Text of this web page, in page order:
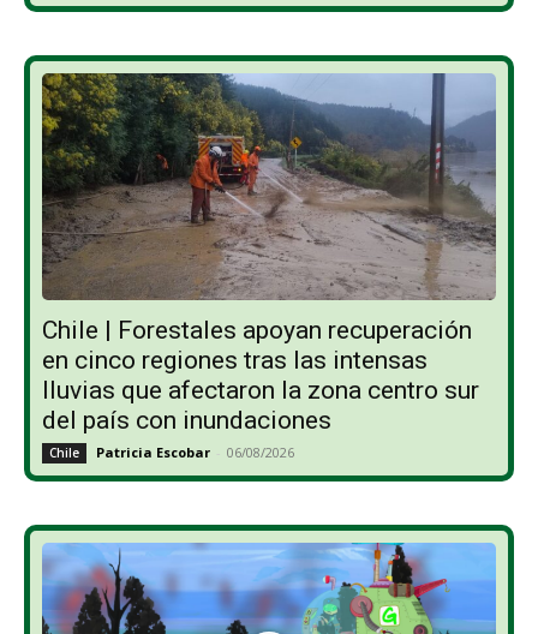
Chile | Forestales apoyan recuperación
en cinco regiones tras las intensas
lluvias que afectaron la zona centro sur
del país con inundaciones
Chile Patricia Escobar - 06/08/2026